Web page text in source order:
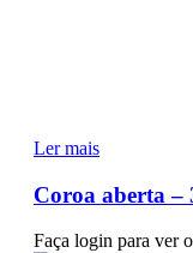
Ler mais
Coroa aberta –
Faça login para ver